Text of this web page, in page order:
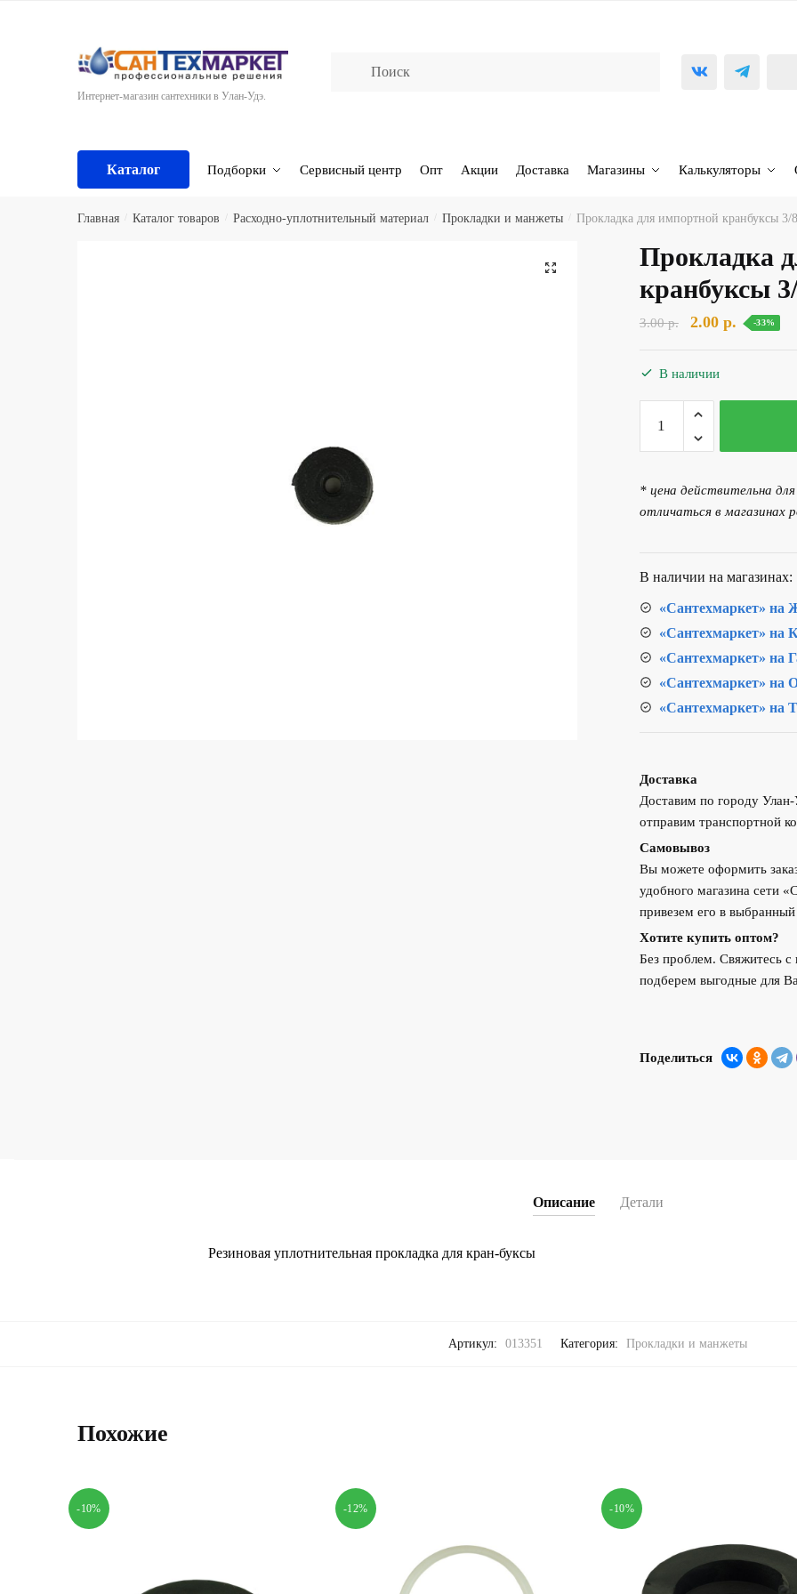
Интернет-магазин сантехники в Улан-Удэ.
Каталог Подборки Сервисный центр Опт Акции Доставка Магазины Калькуляторы
Главная Каталог товаров Расходно-уплотнительный материал Прокладки и манжеты Прокладка для импортной кранбуксы 3/
🔍
Прокладка
кранбуксы
3.00р.
составляла
3.00 р..
2.00 р.Текущая
-33%
В наличии
Количество
товара
Прокладка
импортной
* цена действительна
отличаться в магазинах
В наличии на магазинах:
«Сантехмаркет» на
«Сантехмаркет» на
«Сантехмаркет» на
«Сантехмаркет» на
«Сантехмаркет» на
Доставка
Доставим по городу
отправим транспортной
Самовывоз
Вы можете оформить
удобного магазина сети
привезем его в
Хотите купить оптом?
Без проблем. Свяжитесь
подберем выгодные для
Поделиться
Описание Детали
Резиновая уплотнительная прокладка для кран-буксы
Артикул: 013351 Категория: Прокладки и манжеты
Похожие
-10% -12% -10%